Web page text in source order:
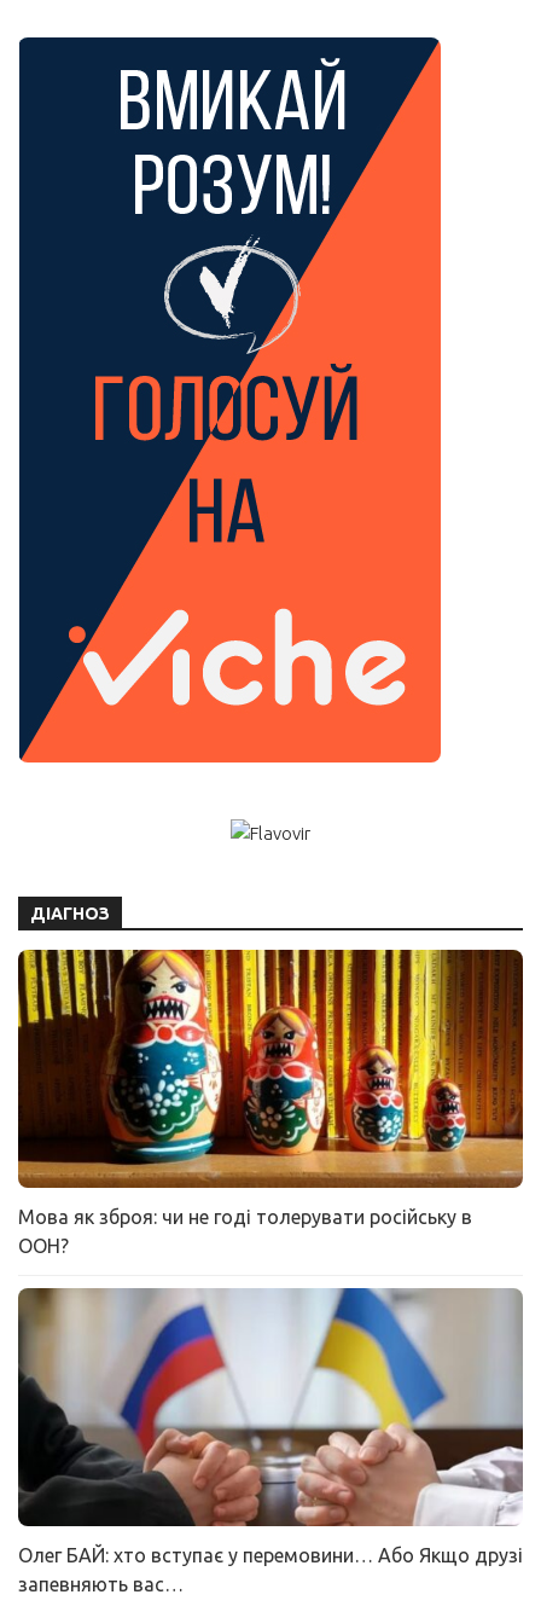
ДІАГНОЗ
Мова як зброя: чи не годі толерувати російську в
ООН?
Олег БАЙ: хто вступає у перемовини… Або Якщо друзі
запевняють вас…